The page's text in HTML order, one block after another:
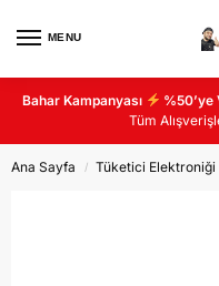
MENU
Bahar Kampanyası %50’ye
Tüm
Ana Sayfa / Tüketici Elektroniği